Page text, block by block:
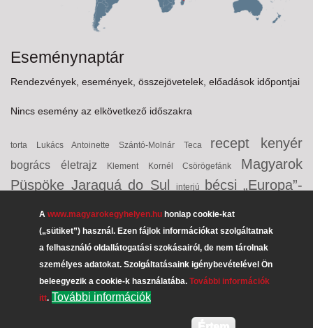
Eseménynaptár
Rendezvények, események, összejövetelek, előadások időpontjai
Nincs esemény az elkövetkező időszakra
torta Lukács AntoinetteSzántó-Molnár Teca recept kenyér
bogrács életrajz Klement KornélCsörögefánk Magyarok
Püspöke Jaraguá do Sul interjú
bécsi „Europa”-
csúsztatotttúrósUruguayközösségépítőkErdély
bánáti karajCuk ÉvacsokoládéelőételMárton Áron
majorannás marhahúsJakumetović (Andrasics)
Rozáliaemlékévlecsó
A www.magyarokegyhelyen.hu honlap cookie-kat
(„sütiket”) használ. Ezen fájlok információkat szolgáltatnak
a felhasználó oldallátogatási szokásairól, de nem tárolnak
személyes adatokat. Szolgáltatásaink igénybevételével Ön
beleegyezik a cookie-k használatába. További információk
itt. További információk